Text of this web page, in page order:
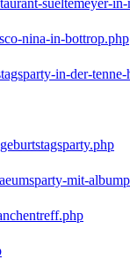
nina-in-bottrop.php
in-der-tenne-
mit-